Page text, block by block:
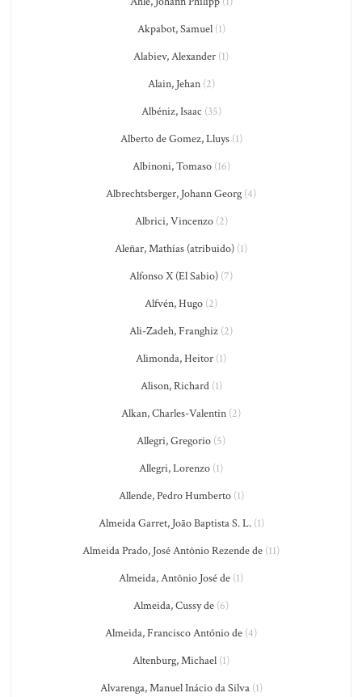
Akpabot, Samuel(1)
Alabiev, Alexander (1)
Alain, Jehan(2)
Albéniz, Isaac (35)
Alberto de Gomez, Lluys(1)
Albinoni, Tomaso(16)
Albrechtsberger, Johann Georg (4)
Albrici, Vincenzo(2)
Aleñar, Mathías (atribuido) (1)
Alfonso X (El Sabio) (7)
Alfvén, Hugo (2)
Ali-Zadeh, Franghiz (2)
Alimonda, Heitor (1)
Alison, Richard(1)
Alkan, Charles-Valentin (2)
Allegri, Gregorio (5)
Allegri, Lorenzo (1)
Allende, Pedro Humberto(1)
Almeida Garret, João Baptista S. L.(1)
Almeida Prado, José Antônio Rezende de (11)
Almeida, Antônio José de (1)
Almeida, Cussy de (6)
Almeida, Francisco António de (4)
Altenburg, Michael (1)
Alvarenga, Manuel Inácio da Silva(1)